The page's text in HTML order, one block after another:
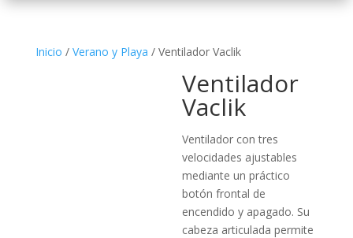
Inicio / Verano y Playa / Ventilador Vaclik
Ventilador
Vaclik
Ventilador con tres
velocidades ajustables
mediante un práctico
botón frontal de
encendido y apagado. Su
cabeza articulada permite